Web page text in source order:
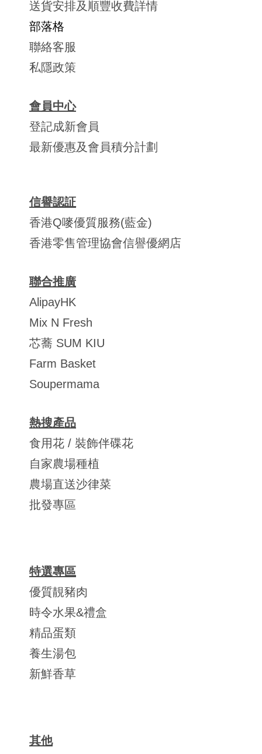
送貨安排及順豐收費詳情
部落格
聯絡客服
私隱政策
會員中心
登記成新會員
最新優惠及會員積分計劃
信譽認証
香港Q嘜優質服務(藍金)
香港零售管理協會信譽優網店
聯合推廣
AlipayHK
Mix N Fresh
芯蕎 SUM KIU
Farm Basket
Soupermama
熱搜產品
食用花 / 裝飾伴碟花
自家農場種植
農場直送沙律菜
批發專區
特選專區
優質靚豬肉
時令水果&禮盒
精品蛋類
養生湯包
新鮮香草
其他